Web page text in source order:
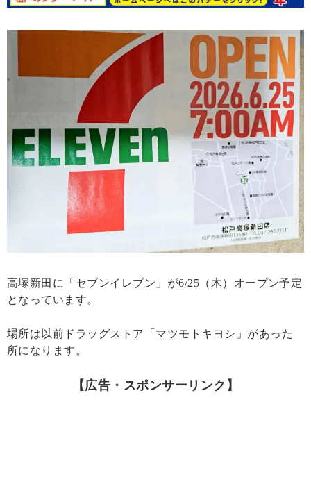
高塚新田に「セブンイレブン」が6/25（木）オープン予定
となっています。
場所は以前ドラッグストア「マツモトキヨシ」があった
所になります。
【広告・スポンサーリンク】